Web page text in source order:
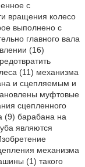
с
вращения колесо
выполнено с
главного вала
(16)
(11) механизма
и сцепляемым и
муфтовые
сцепленного
(9) барабана на
являются
механизма
(1) такого